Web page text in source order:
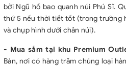
bởi Ngũ hồ bao quanh núi Phú Sĩ.
thứ 5 nếu thời tiết tốt (trong trường
và chụp hình dưới chân núi).
- Mua sắm tại khu Premium
Bản, nơi có hàng trăm chủng loại